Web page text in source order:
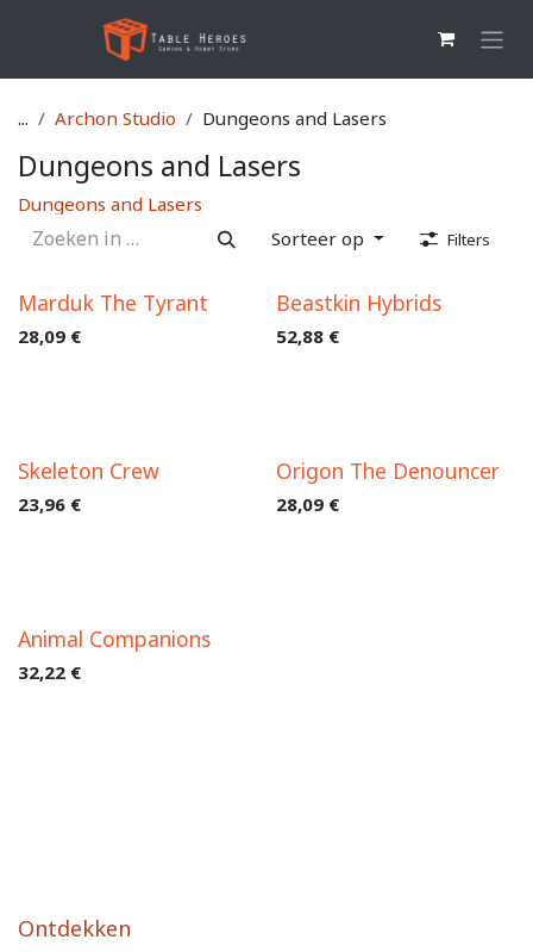
Overslaan naar inhoud
... Archon Studio Dungeons and Lasers
Dungeons and Lasers
Dungeons and Lasers
Sorteer op
Filters
Marduk The Tyrant
28,09 €
Beastkin Hybrids
52,88€
Skeleton Crew
23,96 €
Origon The Denouncer
28,09€
Animal Companions
32,22 €
Ontdekken